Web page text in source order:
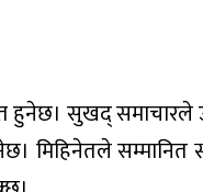
हुनेछ। सुखद्
मिहिनेतले सम्मानित